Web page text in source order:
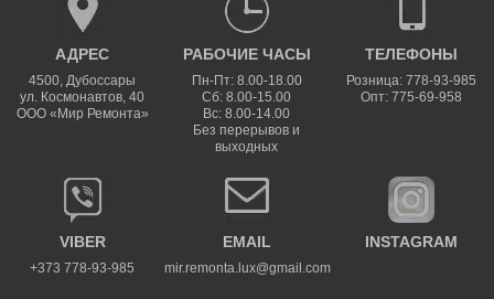
АДРЕС
4500,Дубоссары
ул. Космонавтов, 40
ООО «Мир Ремонта»
РАБОЧИЕ ЧАСЫ
Пн-Пт: 8.00-18.00
Сб: 8.00-15.00
Вс: 8.00-14.00
Без перерывов и
выходных
ТЕЛЕФОНЫ
Розница: 778-93-985
Опт: 775-69-958
VIBER
+373 778-93-985
EMAIL
mir.remonta.lux@gmail.com
INSTAGRAM